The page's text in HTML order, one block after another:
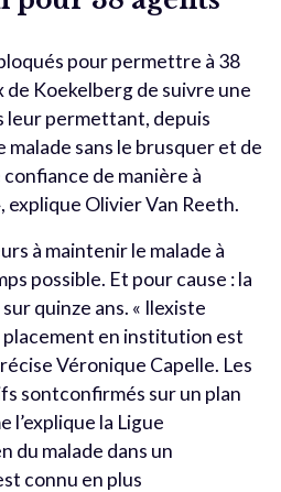
pour permettre à 38
de Koekelberg de suivre une
leur permettant, depuis
malade sans le brusquer et de
de manière à
explique Olivier Van Reeth.
à maintenir le malade à
possible. Et pour cause : la
quinze ans. « Ilexiste
en institution est
Véronique Capelle. Les
sontconfirmés sur un plan
l’explique la Ligue
du malade dans un
connu en plus